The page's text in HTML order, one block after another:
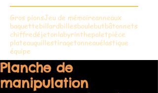
Gros pionsJeu de mémoireanneaux
baguettebillardbillesboulebutbâtonnets
chiffredéjetonlabyrinthepaletpièce
plateauquillestiragetonneauélastique
équipe
Planche de
manipulation